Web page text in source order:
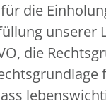
die
unserer
die